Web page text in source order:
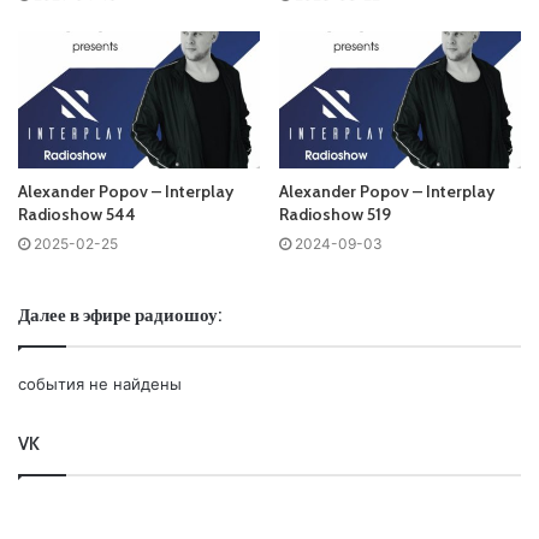
Запись выпусков
Слушай и добавляй плейлист VK:
No playlist
01. Filatov & Karas,
02. Eximinds & Alexander Komarov & Lyd14 – Stargirl
03.
/Interplay/
Alexander Popov – Interplay
Radioshow 544
2025-02-25
Alexander Popov – Interplay
Radioshow 519
2024-09-03
Далее в эфире радиошоу:
события не найдены
VK